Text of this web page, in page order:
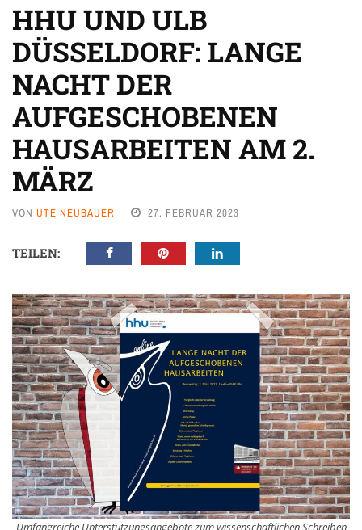
HHU UND ULB
DÜSSELDORF: LANGE
NACHT DER
AUFGESCHOBENEN
HAUSARBEITEN AM 2.
MÄRZ
VON UTE NEUBAUER 27. FEBRUAR 2023
TEILEN:
Umfangreiche Unterstützungsangebote zum wissenschaftlichen Schreiben